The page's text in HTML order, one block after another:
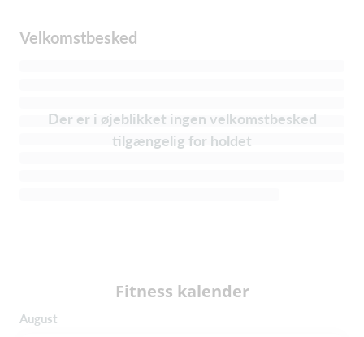
Velkomstbesked
Der er i øjeblikket ingen velkomstbesked
tilgængelig for holdet
Fitness kalender
August